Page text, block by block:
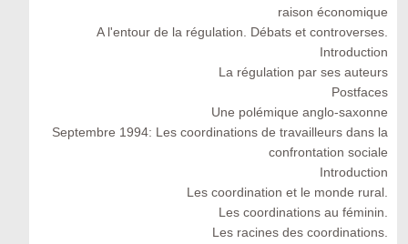
raison économique
A l'entour de la régulation. Débats et controverses.
Introduction
La régulation par ses auteurs
Postfaces
Une polémique anglo-saxonne
Septembre 1994: Les coordinations de travailleurs dans la
confrontation sociale
Introduction
Les coordination et le monde rural.
Les coordinations au féminin.
Les racines des coordinations.